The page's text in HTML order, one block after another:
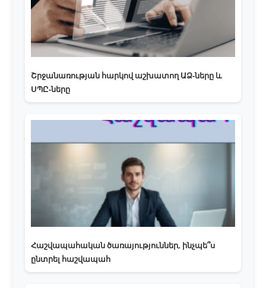
Շրջանառության հարկով աշխատող ԱՁ-ները և
ՍՊԸ-ները
Հաշվապահական ծառայություններ, ինչպե՞ս
ընտրել հաշվապահ